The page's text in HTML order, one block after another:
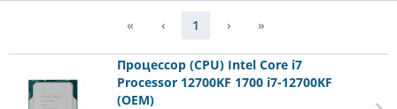
« ‹ 1 › »
Процессор (CPU) Intel Core i7
Processor 12700KF 1700 i7-12700KF
(OEM)